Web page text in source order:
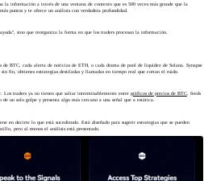
la información a través de una ventana de contexto que es 500 veces más grande que la
puntos y te ofrece un análisis con verdadera profundidad.
sino que reorganiza la forma en que los traders procesan la información.
de BTC, cada alerta de noticias de ETH, o cada drama de pool de liquidez de Solana. Synapse
fin, obtienes estrategias destiladas y llamadas en tiempo real que cortan el ruido.
Los traders ya no tienen que saltar interminablemente entre gráficos de precios de BTC, feeds
un solo golpe y presenta algo más cercano a una señal que a estática.
en decirte lo que está sucediendo. Está diseñado para sugerir estrategias que se pueden
pero al menos el análisis está presentado.